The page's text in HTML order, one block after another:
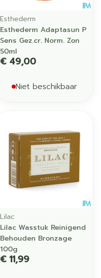
Esthederm
Esthederm Adaptasun P
Sens Gez.cr. Norm. Zon
50ml
€ 49,00
Niet beschikbaar
Lilac
Lilac Wasstuk Reinigend
Behouden Bronzage
100g
€ 11,99